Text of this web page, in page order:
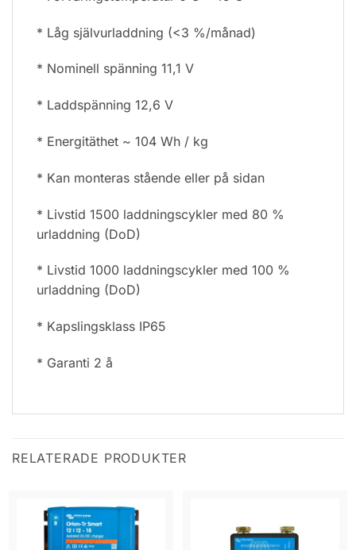
* Låg självurladdning (<3 %/månad)
* Nominell spänning 11,1 V
* Laddspänning 12,6 V
* Energitäthet ~ 104 Wh / kg
* Kan monteras stående eller på sidan
* Livstid 1500 laddningscykler med 80 %
urladdning (DoD)
* Livstid 1000 laddningscykler med 100 %
urladdning (DoD)
* Kapslingsklass IP65
* Garanti 2 å
RELATERADE PRODUKTER